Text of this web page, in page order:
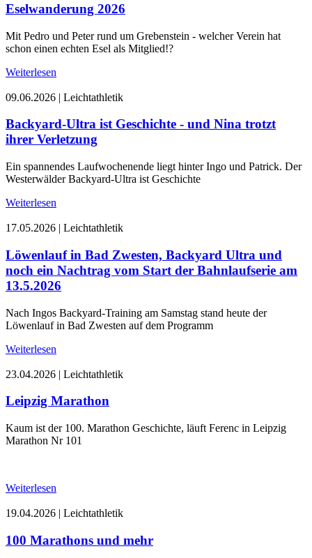
Eselwanderung 2026
Mit Pedro und Peter rund um Grebenstein - welcher Verein hat
schon einen echten Esel als Mitglied!?
Weiterlesen
09.06.2026 | Leichtathletik
Backyard-Ultra ist Geschichte - und Nina trotzt
ihrer Verletzung
Ein spannendes Laufwochenende liegt hinter Ingo und Patrick. Der
Westerwälder Backyard-Ultra ist Geschichte
Weiterlesen
17.05.2026 | Leichtathletik
Löwenlauf in Bad Zwesten, Backyard Ultra und
noch ein Nachtrag vom Start der Bahnlaufserie am
13.5.2026
Nach Ingos Backyard-Training am Samstag stand heute der
Löwenlauf in Bad Zwesten auf dem Programm
Weiterlesen
23.04.2026 | Leichtathletik
Leipzig Marathon
Kaum ist der 100. Marathon Geschichte, läuft Ferenc in Leipzig
Marathon Nr 101
Weiterlesen
19.04.2026 | Leichtathletik
100 Marathons und mehr